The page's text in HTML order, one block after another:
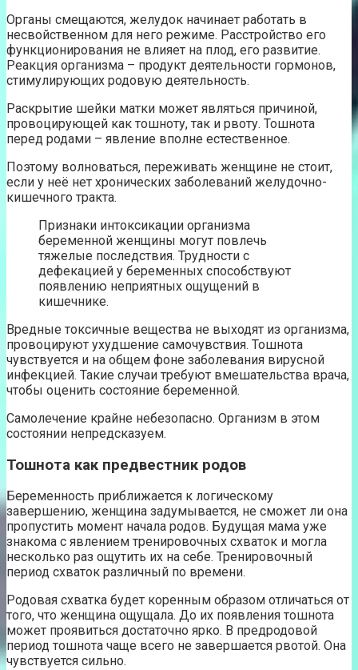
Органы смещаются, желудок начинает работать в
несвойственном для него режиме. Расстройство его
функционирования не влияет на плод, его развитие.
Реакция организма – продукт деятельности гормонов,
стимулирующих родовую деятельность.
Раскрытие шейки матки может являться причиной,
провоцирующей как тошноту, так и рвоту. Тошнота
перед родами – явление вполне естественное.
Поэтому волноваться, переживать женщине не стоит,
если у неё нет хронических заболеваний желудочно-
кишечного тракта.
Признаки интоксикации организма
беременной женщины могут повлечь
тяжелые последствия. Трудности с
дефекацией у беременных способствуют
появлению неприятных ощущений в
кишечнике.
Вредные токсичные вещества не выходят из организма,
провоцируют ухудшение самочувствия. Тошнота
чувствуется и на общем фоне заболевания вирусной
инфекцией. Такие случаи требуют вмешательства врача,
чтобы оценить состояние беременной.
Самолечение крайне небезопасно. Организм в этом
состоянии непредсказуем.
Тошнота как предвестник родов
Беременность приближается к логическому
завершению, женщина задумывается, не сможет ли она
пропустить момент начала родов. Будущая мама уже
знакома с явлением тренировочных схваток и могла
несколько раз ощутить их на себе. Тренировочный
период схваток различный по времени.
Родовая схватка будет коренным образом отличаться от
того, что женщина ощущала. До их появления тошнота
может проявиться достаточно ярко. В предродовой
период тошнота чаще всего не завершается рвотой. Она
чувствуется сильно.